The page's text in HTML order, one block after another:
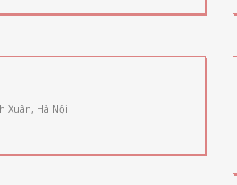
Xuân, Hà Nội